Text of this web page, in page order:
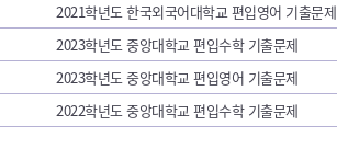
2021학년도 한국외국어대학교 편입영어 기출문제
2023학년도 중앙대학교 편입수학 기출문제
2023학년도 중앙대학교 편입영어 기출문제
2022학년도 중앙대학교 편입수학 기출문제